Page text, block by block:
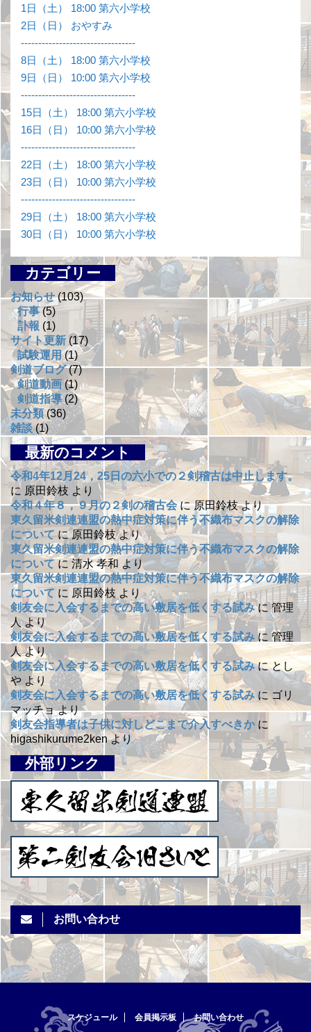
1日（土） 18:00 第六小学校
2日（日） おやすみ
---------------------------------
8日（土） 18:00 第六小学校
9日（日） 10:00 第六小学校
---------------------------------
15日（土） 18:00 第六小学校
16日（日） 10:00 第六小学校
---------------------------------
22日（土） 18:00 第六小学校
23日（日） 10:00 第六小学校
---------------------------------
29日（土） 18:00 第六小学校
30日（日） 10:00 第六小学校
カテゴリー
お知らせ(103)
行事(5)
訃報 (1)
サイト更新(17)
試験運用(1)
剣道ブログ(7)
剣道動画(1)
剣道指導(2)
未分類(36)
雑談(1)
最新のコメント
令和4年12月24，25日の六小での２剣稽古は中止します。
に 原田鈴枝 より
令和４年８，９月の２剣の稽古会に原田鈴枝より
東久留米剣連連盟の熱中症対策に伴う不織布マスクの解除
についてに原田鈴枝より
東久留米剣連連盟の熱中症対策に伴う不織布マスクの解除
について に 清水 孝和 より
東久留米剣連連盟の熱中症対策に伴う不織布マスクの解除
について に 原田鈴枝 より
剣友会に入会するまでの高い敷居を低くする試みに管理
人より
剣友会に入会するまでの高い敷居を低くする試み に 管理
人より
剣友会に入会するまでの高い敷居を低くする試みにとし
や より
剣友会に入会するまでの高い敷居を低くする試みにゴリ
マッチョより
剣友会指導者は子供に対しどこまで介入すべきかに
higashikurume2kenより
外部リンク
お問い合わせ
スケジュール 会員掲示板 お問い合わせ